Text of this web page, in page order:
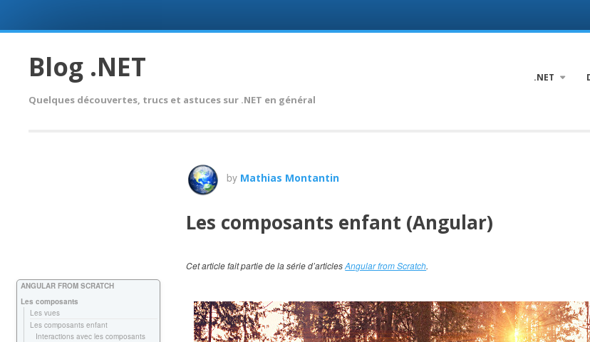
to
content
Blog .NET
Quelques découvertes, trucs et astuces sur .NET en général
.NET
by Mathias Montantin
Les composants enfant (Angular)
Cet article fait partie de la série d’articlesAngular from Scratch.
ANGULAR FROM SCRATCH
Les composants
Les vues
Les composants enfant
Interactions avec les composants